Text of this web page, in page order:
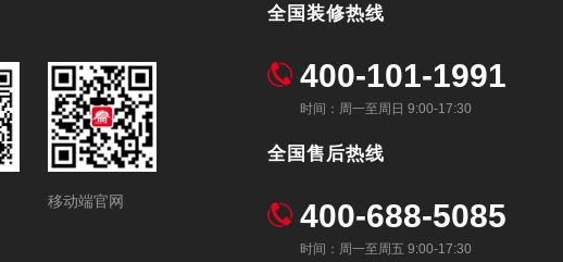
移动端官网
全国装修热线
400-101-1991
时间：周一至周日 9:00-17:30
全国售后热线
400-688-5085
时间：周一至周五 9:00-17:30